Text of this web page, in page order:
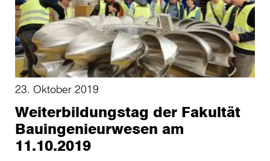
23. Oktober 2019
Weiterbildungstag der Fakultät
Bauingenieurwesen am
11.10.2019